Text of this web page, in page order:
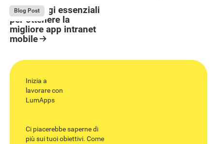
May 27, 2026
Blog Post
5 Passaggi essenziali
per ottenere la
migliore app intranet
mobile
Inizia a
lavorare con
LumApps
Ci piacerebbe saperne di
più sui tuoi obiettivi. Come